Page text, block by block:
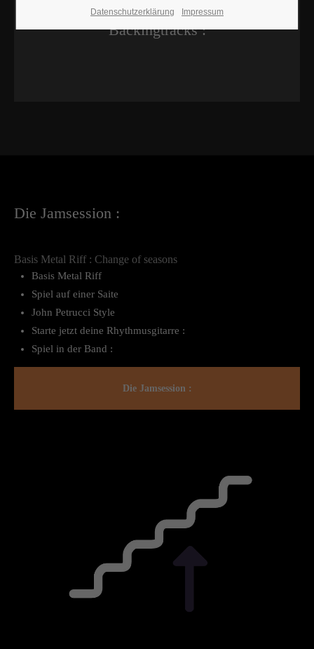
Backingtracks :
Die Jamsession :
Basis Metal Riff : Change of seasons
Basis Metal Riff
Spiel auf einer Saite
John Petrucci Style
Starte jetzt deine Rhythmusgitarre :
Spiel in der Band :
Die Jamsession :
Datenschutzerklärung Impressum